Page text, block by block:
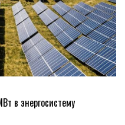
в энергосистему